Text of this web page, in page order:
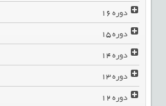
دوره16
دوره15
دوره14
دوره13
دوره12